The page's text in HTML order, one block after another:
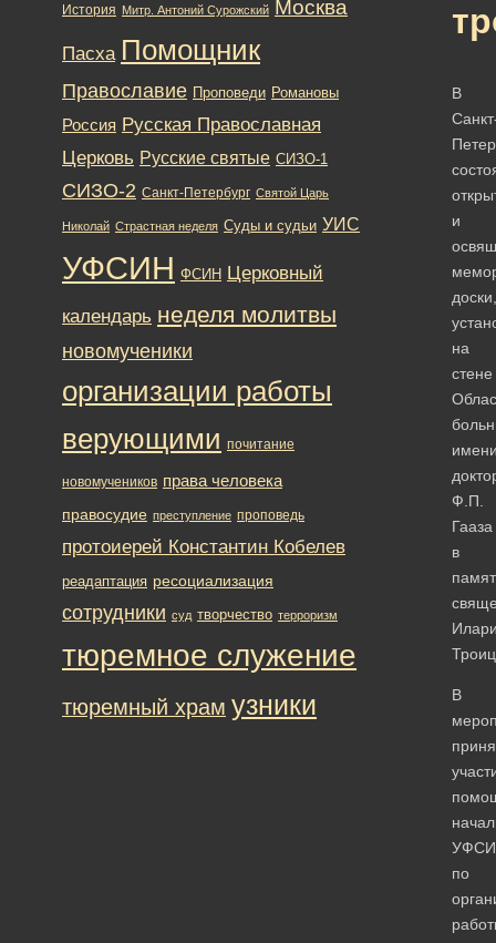
В
и
доски,
на
стене
Ф.П.
Гааза
в
В
по
История Митр. Антоний Сурожский Москва
Пасха Помощник
Православие Проповеди Романовы
Россия Русская Православная
Церковь Русские святые СИЗО-1
СИЗО-2 Санкт-Петербург Святой Царь
Николай Страстная неделя Суды и судьи УИС
УФСИН ФСИН Церковный
календарь неделя молитвы
новомученики
организации работы
верующими почитание
новомучеников права человека
правосудие преступление проповедь
протоиерей Константин Кобелев
реадаптация ресоциализация
сотрудники суд творчество терроризм
тюремное служение
тюремный храм узники